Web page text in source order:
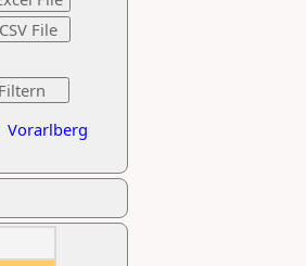
Vorarlberg